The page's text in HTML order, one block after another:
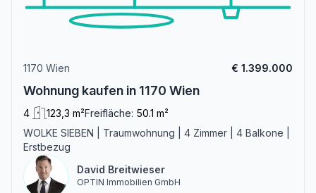
1170 Wien € 1.399.000
Wohnung kaufen in 1170 Wien
4 123,3 m²Freifläche: 50.1 m²
WOLKE SIEBEN | Traumwohnung | 4 Zimmer | 4 Balkone |
Erstbezug
David Breitwieser
OPTIN Immobilien GmbH